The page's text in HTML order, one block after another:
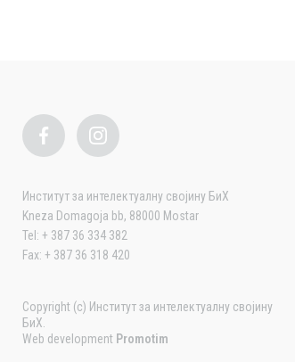
Институт за интелектуалну својину БиХ
Kneza Domagoja bb, 88000 Mostar
Tel: + 387 36 334 382
Fax: + 387 36 318 420
Copyright (c) Институт за интелектуалну својину
БиХ.
Web development Promotim